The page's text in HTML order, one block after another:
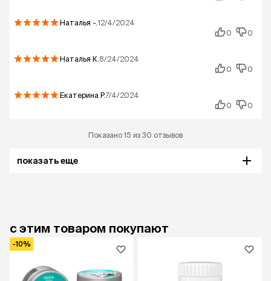
Наталья -.12/4/2024
0
0
Наталья К. 8/24/2024
0
0
Екатерина Р.7/4/2024
0
0
Показано 15 из 30 отзывов
показать еще
с этим товаром покупают
-10%